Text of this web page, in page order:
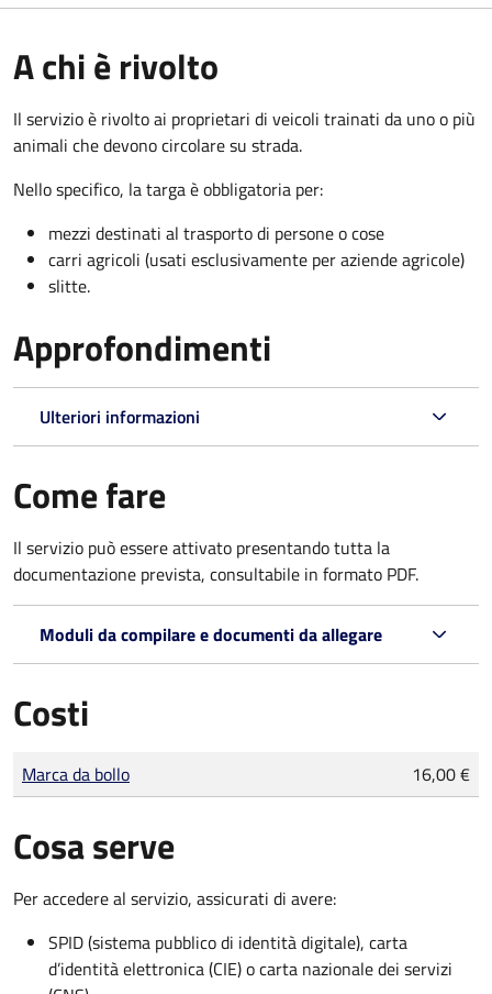
A chi è rivolto
Il servizio è rivolto ai proprietari di veicoli trainati da uno o più
animali che devono circolare su strada.
Nello specifico, la targa è obbligatoria per:
mezzi destinati al trasporto di persone o cose
carri agricoli (usati esclusivamente per aziende agricole)
slitte.
Approfondimenti
Ulteriori informazioni
Come fare
Il servizio può essere attivato presentando tutta la
documentazione prevista, consultabile in formato PDF.
Moduli da compilare e documenti da allegare
Costi
Tipo di pagamento
Importo
Marca da bollo 16,00 €
Cosa serve
Per accedere al servizio, assicurati di avere:
SPID (sistema pubblico di identità digitale), carta
d’identità elettronica (CIE) o carta nazionale dei servizi